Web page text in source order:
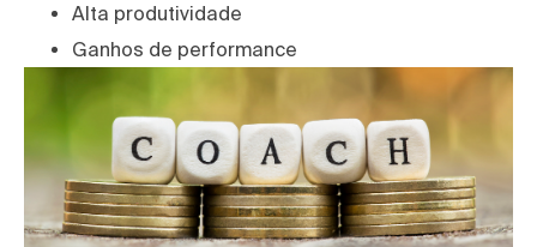
Alta produtividade
Ganhos de performance